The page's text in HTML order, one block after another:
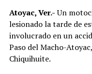
Atoyac, Ver.-Un
lesionado la tarde de
involucrado en un
Paso del Macho-
Chiquihuite.